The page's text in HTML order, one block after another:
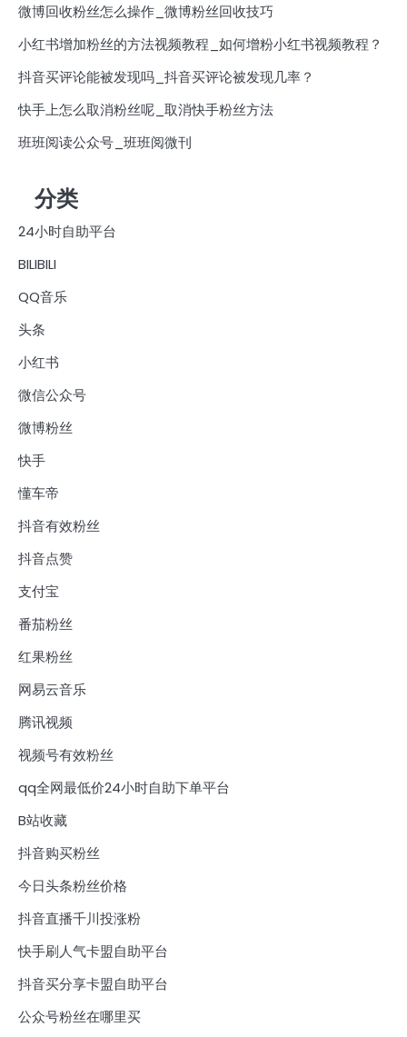
微博回收粉丝怎么操作_微博粉丝回收技巧
小红书增加粉丝的方法视频教程_如何增粉小红书视频教程？
抖音买评论能被发现吗_抖音买评论被发现几率？
快手上怎么取消粉丝呢_取消快手粉丝方法
班班阅读公众号_班班阅微刊
分类
24小时自助平台
BILIBILI
QQ音乐
头条
小红书
微信公众号
微博粉丝
快手
懂车帝
抖音有效粉丝
抖音点赞
支付宝
番茄粉丝
红果粉丝
网易云音乐
腾讯视频
视频号有效粉丝
qq全网最低价24小时自助下单平台
B站收藏
抖音购买粉丝
今日头条粉丝价格
抖音直播千川投涨粉
快手刷人气卡盟自助平台
抖音买分享卡盟自助平台
公众号粉丝在哪里买